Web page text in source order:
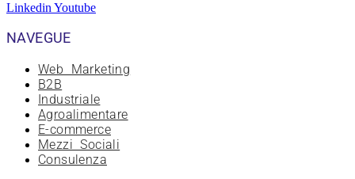
Linkedin Youtube
NAVEGUE
Web Marketing
B2B
Industriale
Agroalimentare
E-commerce
Mezzi Sociali
Consulenza